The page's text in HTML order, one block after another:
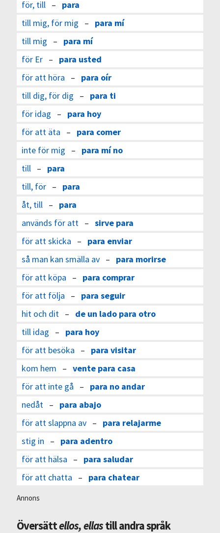
för, till– para
till mig, för mig – para mí
till mig – para mí
för Er– para usted
för att höra – para oír
till dig, för dig – para ti
för idag – para hoy
för att äta – para comer
inte för mig – para mí no
till– para
till, för– para
åt, till– para
används för att– sirve para
för att skicka – para enviar
så man kan smälla av– para morirse
för att köpa – para comprar
för att följa – para seguir
hit och dit– de un lado para otro
till idag – para hoy
för att besöka – para visitar
kom hem – vente para casa
för att inte gå – para no andar
nedåt– para abajo
för att slappna av– para relajarme
stig in – para adentro
för att hälsa – para saludar
för att chatta – para chatear
Annons
Översättellos, ellastill andra språk